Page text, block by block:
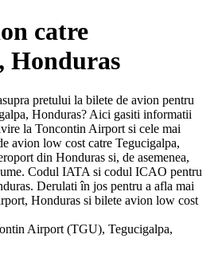
catre
Honduras
pretului la bilete de avion pentru
Honduras? Aici gasiti informatii
la Toncontin Airport si cele mai
avion low cost catre Tegucigalpa,
din Honduras si, de asemenea,
Codul IATA si codul ICAO pentru
Derulati în jos pentru a afla mai
Honduras si bilete avion low cost
Airport (TGU), Tegucigalpa,